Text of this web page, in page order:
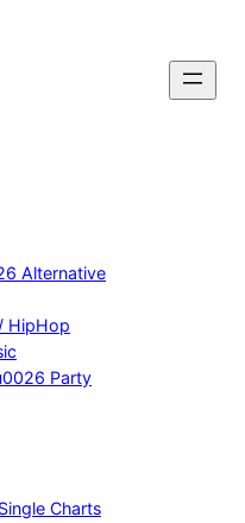
Alternative
HipHop
Party
Charts